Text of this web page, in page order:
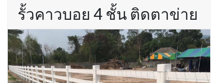
รั้วคาวบอย 4 ชั้น ติดตาข่าย